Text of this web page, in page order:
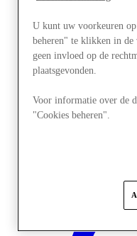
Plan je bezoek
U kunt uw voorkeuren
beheren" te klikken in de
geen invloed op de
plaatsgevonden.
Voor informatie over de
"Cookies beheren".